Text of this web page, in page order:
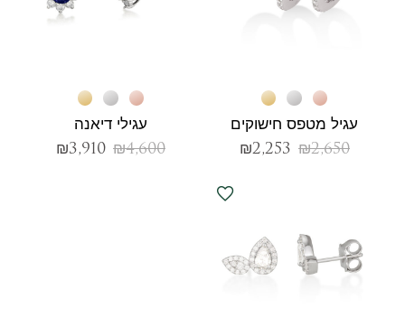
עגיל מטפס חישוקים
₪2,650
₪2,253
עגילי דיאנה
₪4,600
₪3,910